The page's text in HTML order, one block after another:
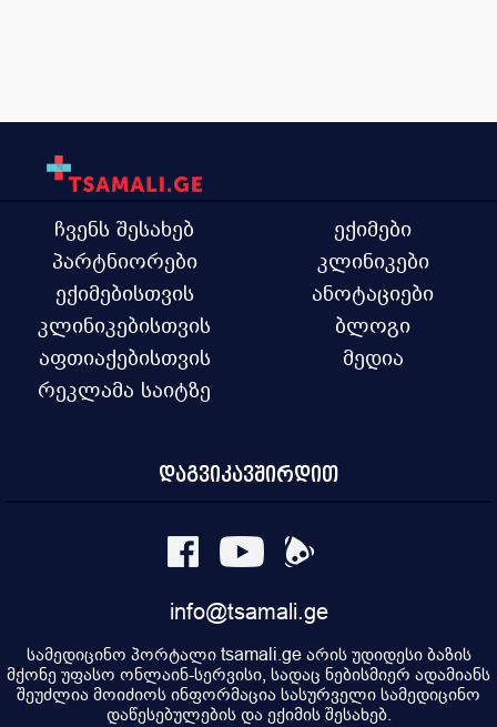
ჩვენს შესახებ
პარტნიორები
ექიმებისთვის
კლინიკებისთვის
აფთიაქებისთვის
რეკლამა საიტზე
ექიმები
კლინიკები
ანოტაციები
ბლოგი
მედია
დაგვიკავშირდით
info@tsamali.ge
სამედიცინო პორტალი tsamali.ge არის უდიდესი ბაზის
მქონე უფასო ონლაინ-სერვისი, სადაც ნებისმიერ ადამიანს
შეუძლია მოიძიოს ინფორმაცია სასურველი სამედიცინო
დაწესებულების და ექიმის შესახებ.